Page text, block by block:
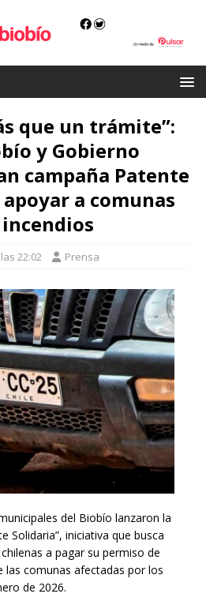
que un trámite”:
y Gobierno
campaña Patente
a comunas
22:02 Prensa
del Biobío lanzaron la
Solidaria”, iniciativa que busca
a pagar su permiso de
las comunas afectadas por los
de 2026.